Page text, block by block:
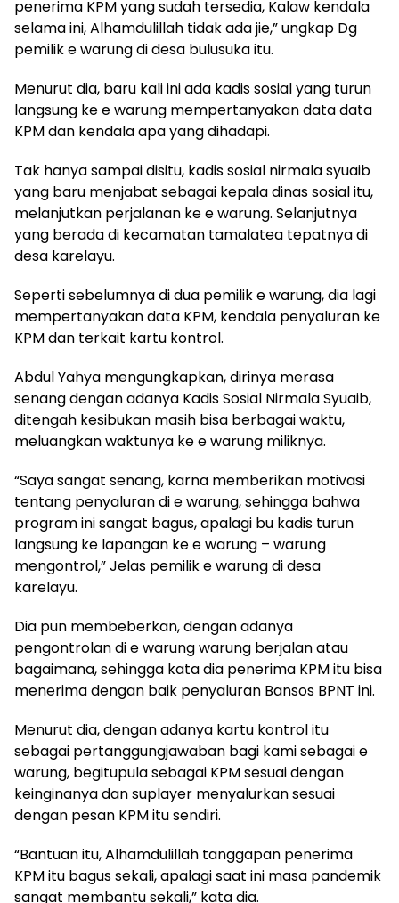
penerima KPM yang sudah tersedia, Kalaw kendala
selama ini, Alhamdulillah tidak ada jie,” ungkap Dg
pemilik e warung di desa bulusuka itu.
Menurut dia, baru kali ini ada kadis sosial yang turun
langsung ke e warung mempertanyakan data data
KPM dan kendala apa yang dihadapi.
Tak hanya sampai disitu, kadis sosial nirmala syuaib
yang baru menjabat sebagai kepala dinas sosial itu,
melanjutkan perjalanan ke e warung. Selanjutnya
yang berada di kecamatan tamalatea tepatnya di
desa karelayu.
Seperti sebelumnya di dua pemilik e warung, dia lagi
mempertanyakan data KPM, kendala penyaluran ke
KPM dan terkait kartu kontrol.
Abdul Yahya mengungkapkan, dirinya merasa
senang dengan adanya Kadis Sosial Nirmala Syuaib,
ditengah kesibukan masih bisa berbagai waktu,
meluangkan waktunya ke e warung miliknya.
“Saya sangat senang, karna memberikan motivasi
tentang penyaluran di e warung, sehingga bahwa
program ini sangat bagus, apalagi bu kadis turun
langsung ke lapangan ke e warung – warung
mengontrol,” Jelas pemilik e warung di desa
karelayu.
Dia pun membeberkan, dengan adanya
pengontrolan di e warung warung berjalan atau
bagaimana, sehingga kata dia penerima KPM itu bisa
menerima dengan baik penyaluran Bansos BPNT ini.
Menurut dia, dengan adanya kartu kontrol itu
sebagai pertanggungjawaban bagi kami sebagai e
warung, begitupula sebagai KPM sesuai dengan
keinginanya dan suplayer menyalurkan sesuai
dengan pesan KPM itu sendiri.
“Bantuan itu, Alhamdulillah tanggapan penerima
KPM itu bagus sekali, apalagi saat ini masa pandemik
sangat membantu sekali,” kata dia.